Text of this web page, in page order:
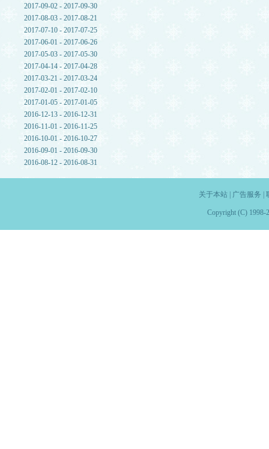
2017-09-02 - 2017-09-30
2017-08-03 - 2017-08-21
2017-07-10 - 2017-07-25
2017-06-01 - 2017-06-26
2017-05-03 - 2017-05-30
2017-04-14 - 2017-04-28
2017-03-21 - 2017-03-24
2017-02-01 - 2017-02-10
2017-01-05 - 2017-01-05
2016-12-13 - 2016-12-31
2016-11-01 - 2016-11-25
2016-10-01 - 2016-10-27
2016-09-01 - 2016-09-30
2016-08-12 - 2016-08-31
关于本站| 广告服务
Copyright (C) 1998-